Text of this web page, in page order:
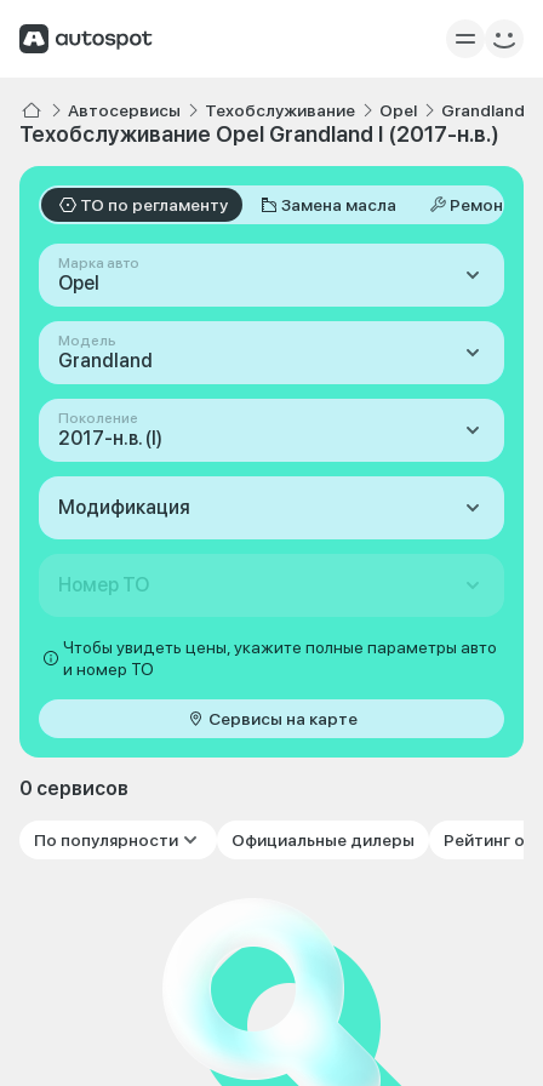
Автосервисы Техобслуживание Opel Grandland
Техобслуживание Opel Grandland I (2017-н.в.)
ТО по регламенту Замена масла Ремонт
Марка авто
Opel
Модель
Grandland
Поколение
2017-н.в. (I)
Модификация
Номер ТО
Чтобы увидеть цены, укажите полные параметры авто
и номер ТО
Сервисы на карте
0 сервисов
По популярности Официальные дилеры Рейтинг